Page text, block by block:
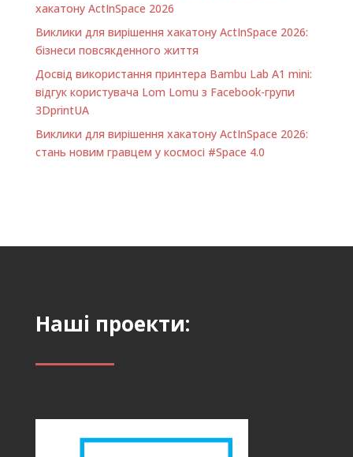
хакатону ActInSpace 2026
Виклики для вирішення хакатону ActInSpace 2026:
бізнеси повсякденного життя
Досвід використання принтера Bambu Lab A1 minі:
відгук користувача Lom Lomu з Facebook-групи
3DprintUA
Виклики для вирішення хакатону ActInSpace 2026:
стань новим гравцем у космосі #Space 4.0
Наші проекти: